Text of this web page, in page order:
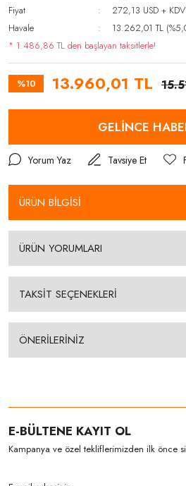
Fiyat
272,13 USD + KDV
Havale
13.262,01 TL
* 1.486,86 TL den başlayan taksitlerle!
%10 13.960,01 TL
GELİNCE
Yorum Yaz Tavsiye Et
ÜRÜN BİLGİSİ
ÜRÜN YORUMLARI
TAKSİT SEÇENEKLERİ
ÖNERİLERİNİZ
E-BÜLTENE KAYIT OL
Kampanya ve özel tekliflerimizden ilk önce